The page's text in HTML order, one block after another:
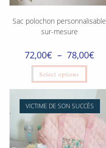
Sac polochon personnalisable
sur-mesure
72,00€ – 78,00€
Select options
VICTIME DE SON SUCCÈS